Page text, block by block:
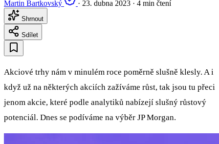
Martin Bartkovský
· 23. dubna 2023 · 4 min čtení
Shrnout
Sdílet
Akciové trhy nám v minulém roce poměrně slušně klesly. A i
když už na některých akciích zažíváme růst, tak jsou tu přeci
jenom akcie, které podle analytiků nabízejí slušný růstový
potenciál. Dnes se podíváme na výběr JP Morgan.